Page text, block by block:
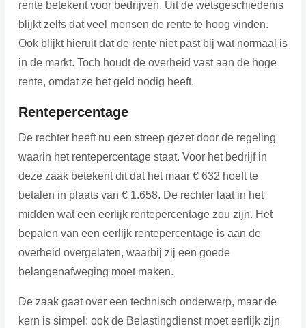
rente betekent voor bedrijven. Uit de wetsgeschiedenis
blijkt zelfs dat veel mensen de rente te hoog vinden.
Ook blijkt hieruit dat de rente niet past bij wat normaal is
in de markt. Toch houdt de overheid vast aan de hoge
rente, omdat ze het geld nodig heeft.
Rentepercentage
De rechter heeft nu een streep gezet door de regeling
waarin het rentepercentage staat. Voor het bedrijf in
deze zaak betekent dit dat het maar € 632 hoeft te
betalen in plaats van € 1.658. De rechter laat in het
midden wat een eerlijk rentepercentage zou zijn. Het
bepalen van een eerlijk rentepercentage is aan de
overheid overgelaten, waarbij zij een goede
belangenafweging moet maken.
De zaak gaat over een technisch onderwerp, maar de
kern is simpel: ook de Belastingdienst moet eerlijk zijn